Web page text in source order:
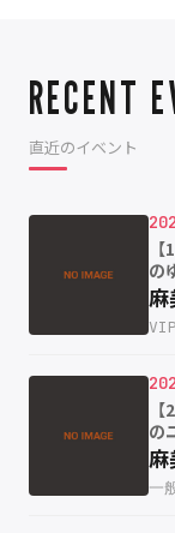
RECENT
直近のイベント
の
麻
の
麻
一